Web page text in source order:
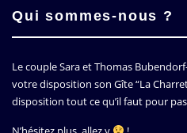
Qui sommes-nous ?
Le couple Sara et Thomas
votre disposition son Gîte La
disposition tout ce qu’il faut pour